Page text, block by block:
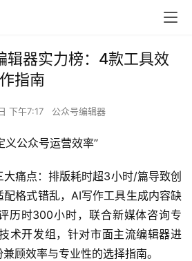
器实力榜：4款工具效
指南
下午7:17 公众号编辑器
义公众号运营效率”
痛点：排版耗时超3小时/篇导致创
格式错乱，AI写作工具生成内容缺
历时300小时，联合新媒体咨询专
术开发组，针对市面主流编辑器进
顾效率与专业性的选择指南。